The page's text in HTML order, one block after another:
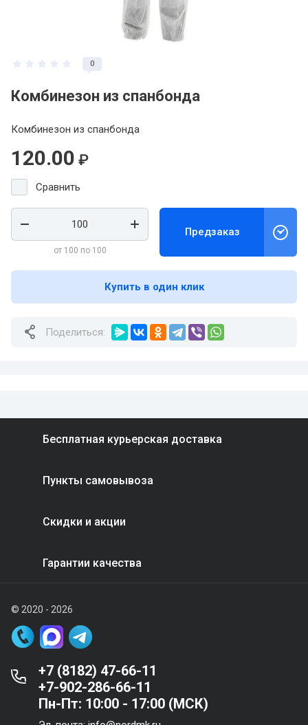
0
Комбинезон из спанбонда
Комбинезон из спанбонда
120.00 ₽
Сравнить
от 100 по 100
Предзаказ
Купить в один клик
Поделиться:
Бесплатная курьерская доставка
Пункты самовывоза
Скидки и акции
Гарантии качества
© 2020 - 2026
+7 (8182) 47-66-11
+7-902-286-66-11
Пн-Пт: 10:00 - 17:00 (МСК)